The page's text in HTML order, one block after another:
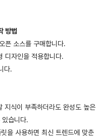
방법
픈 소스를 구매합니다.
자인을 적용합니다.
다.
지식이 부족하더라도 완성도 높은
습니다.
을 사용하면 최신 트렌드에 맞춘